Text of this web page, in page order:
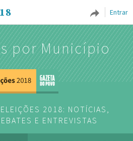
Entrar
por Município
2018: NOTÍCIAS,
E ENTREVISTAS